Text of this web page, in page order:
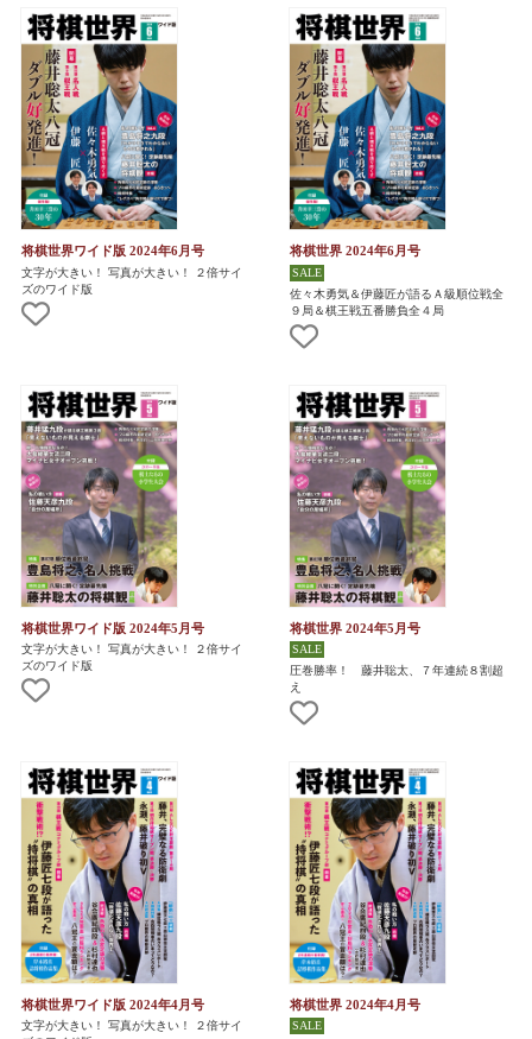
将棋世界ワイド版 2024年6月号
文字が大きい！ 写真が大きい！ ２倍サイ
ズのワイド版
将棋世界 2024年6月号
佐々木勇気＆伊藤匠が語るＡ級順位戦全
９局＆棋王戦五番勝負全４局
将棋世界ワイド版 2024年5月号
文字が大きい！ 写真が大きい！ ２倍サイ
ズのワイド版
将棋世界 2024年5月号
圧巻勝率！ 藤井聡太、７年連続８割超
え
将棋世界ワイド版 2024年4月号
文字が大きい！ 写真が大きい！ ２倍サイ
将棋世界 2024年4月号